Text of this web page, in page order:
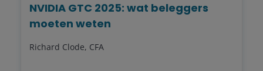
NVIDIA GTC 2025: wat beleggers
moeten weten
Richard Clode, CFA